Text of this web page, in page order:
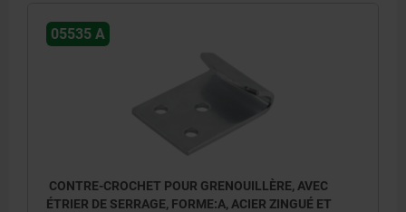
05535 A
CONTRE-CROCHET POUR GRENOUILLÈRE, AVEC
ÉTRIER DE SERRAGE, FORME:A, ACIER ZINGUÉ ET